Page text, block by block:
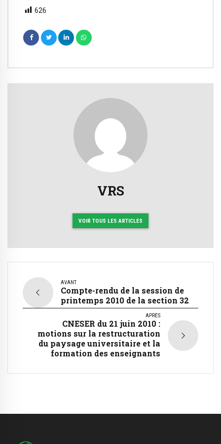
626
VRS
VOIR TOUS LES ARTICLES
AVANT
Compte-rendu de la session de
printemps 2010 de la section 32
APRÈS
CNESER du 21 juin 2010 :
motions sur la restructuration
du paysage universitaire et la
formation des enseignants